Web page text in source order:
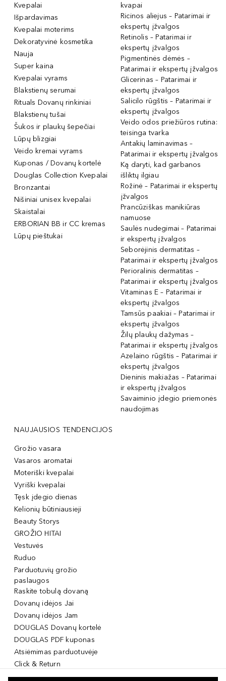
Kvepalai
Išpardavimas
Kvepalai moterims
Dekoratyvinė kosmetika
Nauja
Super kaina
Kvepalai vyrams
Blakstienų serumai
Rituals Dovanų rinkiniai
Blakstienų tušai
Šukos ir plaukų šepečiai
Lūpų blizgiai
Veido kremai vyrams
Kuponas / Dovanų kortelė
Douglas Collection Kvepalai
Bronzantai
Nišiniai unisex kvepalai
Skaistalai
ERBORIAN BB ir CC kremas
Lūpų pieštukai
kvapai
Ricinos aliejus – Patarimai ir
ekspertų įžvalgos
Retinolis – Patarimai ir
ekspertų įžvalgos
Pigmentinės dėmės –
Patarimai ir ekspertų įžvalgos
Glicerinas – Patarimai ir
ekspertų įžvalgos
Salicilo rūgštis – Patarimai ir
ekspertų įžvalgos
Veido odos priežiūros rutina:
teisinga tvarka
Antakių laminavimas –
Patarimai ir ekspertų įžvalgos
Ką daryti, kad garbanos
išliktų ilgiau
Rožinė – Patarimai ir ekspertų
įžvalgos
Prancūziškas manikiūras
namuose
Saulės nudegimai – Patarimai
ir ekspertų įžvalgos
Seborėjinis dermatitas –
Patarimai ir ekspertų įžvalgos
Perioralinis dermatitas –
Patarimai ir ekspertų įžvalgos
Vitaminas E – Patarimai ir
ekspertų įžvalgos
Tamsūs paakiai – Patarimai ir
ekspertų įžvalgos
Žilų plaukų dažymas –
Patarimai ir ekspertų įžvalgos
Azelaino rūgštis – Patarimai ir
ekspertų įžvalgos
Dieninis makiažas – Patarimai
ir ekspertų įžvalgos
Savaiminio įdegio priemonės
naudojimas
NAUJAUSIOS TENDENCIJOS
Grožio vasara
Vasaros aromatai
Moteriški kvepalai
Vyriški kvepalai
Tęsk įdegio dienas
Kelionių būtiniausieji
Beauty Storys
GROŽIO HITAI
Vestuvės
Ruduo
Parduotuvių grožio
paslaugos
Raskite tobulą dovaną
Dovanų idėjos Jai
Dovanų idėjos Jam
DOUGLAS Dovanų kortelė
DOUGLAS PDF kuponas
Atsiėmimas parduotuvėje
Click & Return
DOUGLAS Grožio Kortelė